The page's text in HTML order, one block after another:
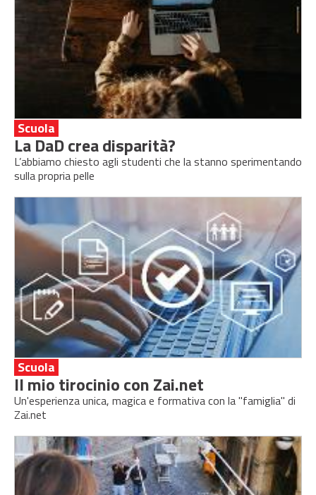
Scuola
La DaD crea disparità?
L’abbiamo chiesto agli studenti che la stanno sperimentando
sulla propria pelle
Scuola
Il mio tirocinio con Zai.net
Un'esperienza unica, magica e formativa con la "famiglia" di
Zai.net